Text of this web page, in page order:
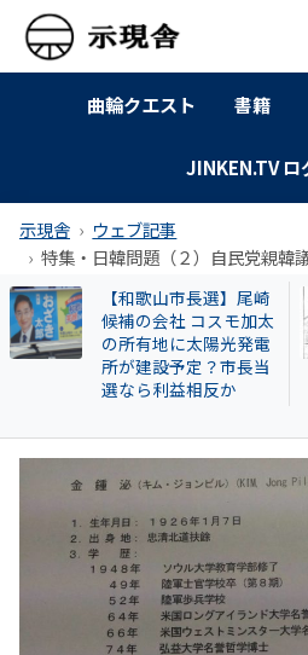
曲輪クエスト 書籍
JINKEN.TV ロ
示現舎
ウェブ記事
特集・日韓問題（２）自民党親韓
【和歌山市長選】尾崎
候補の会社 コスモ加太
の所有地に太陽光発電
所が建設予定？市長当
選なら利益相反か